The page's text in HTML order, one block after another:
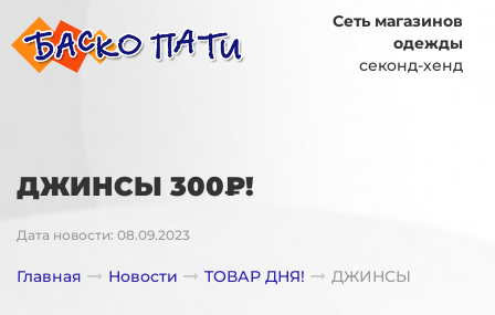
Сеть магазинов
одежды
секонд-хенд
ДЖИНСЫ 300₽!
Дата новости: 08.09.2023
Главная Новости ТОВАР ДНЯ! ДЖИНСЫ